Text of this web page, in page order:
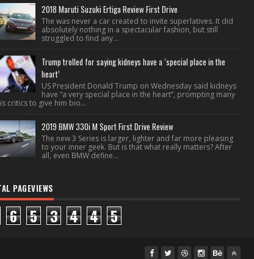
2018 Maruti Suzuki Ertiga Review First Drive
The was never a car created to invite superlatives. It did
absolutely nothing in a spectacular fashion, but still
struggled to find any...
Trump trolled for saying kidneys have a ‘special place in the
heart’
US President Donald Trump on Wednesday said kidneys
have “a very special place in the heart”, prompting many
critics to give him bio...
2019 BMW 330i M Sport First Drive Review
The new 3 Series is larger, lighter and far more pleasing
to your inner geek. But is that what really matters? After
all, even BMW define...
PAGEVIEWS
6 5 3 4 4 5